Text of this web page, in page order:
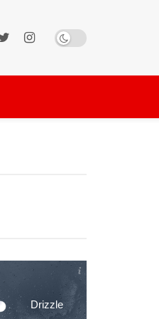
Drizzle